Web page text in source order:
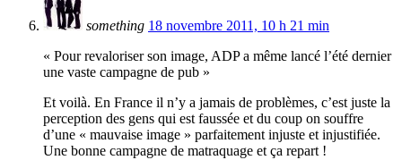
something 18 novembre 2011, 10 h 21 min
« Pour revaloriser son image, ADP a même lancé l’été dernier
une vaste campagne de pub »
Et voilà. En France il n’y a jamais de problèmes, c’est juste la
perception des gens qui est faussée et du coup on souffre
d’une « mauvaise image » parfaitement injuste et injustifiée.
Une bonne campagne de matraquage et ça repart !